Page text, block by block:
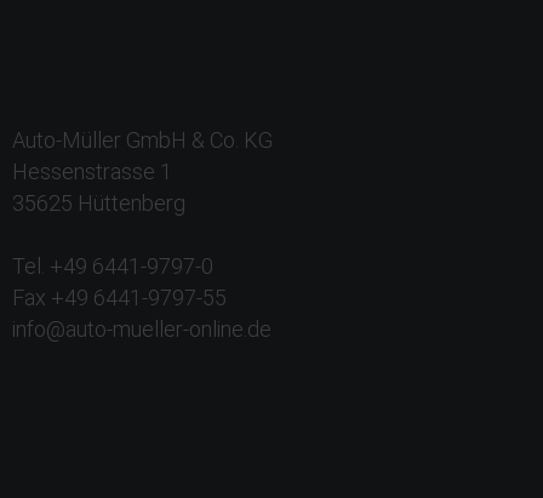
Auto-Müller GmbH & Co. KG
Hessenstrasse 1
35625 Hüttenberg
Tel. +49 6441-9797-0
Fax +49 6441-9797-55
info@auto-mueller-online.de